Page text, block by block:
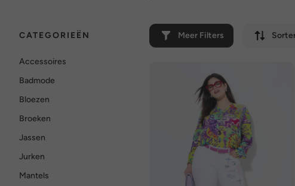
CATEGORIEËN Meer Filters
Accessoires
Badmode
Bloezen
Broeken
Jassen
Jurken
Mantels